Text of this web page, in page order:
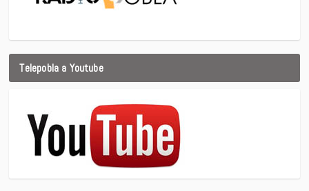
Telepobla a Youtube